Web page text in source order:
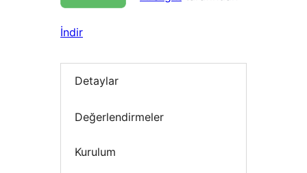
İndir
Detaylar
Değerlendirmeler
Kurulum